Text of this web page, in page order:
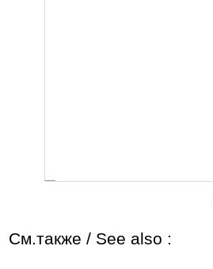
См.также / See also :